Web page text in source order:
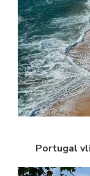
Portugal